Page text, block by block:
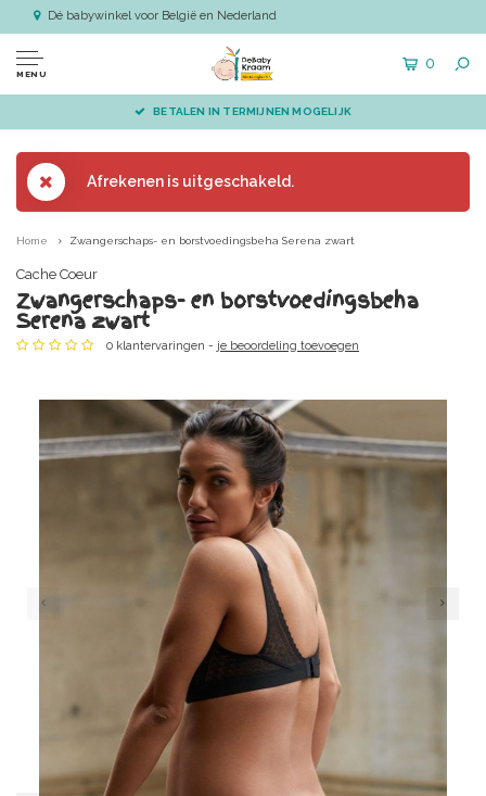
Dé babywinkel voor België en Nederland
MENU
0
BETALEN IN TERMIJNEN MOGELIJK
Afrekenen is uitgeschakeld.
Home Zwangerschaps- en borstvoedingsbeha Serena zwart
Cache Coeur
Zwangerschaps- en borstvoedingsbeha
Serena zwart
0 klantervaringen - je beoordeling toevoegen